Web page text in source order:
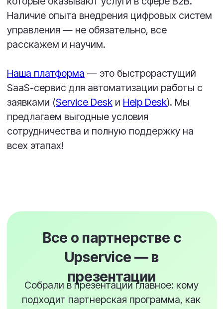
Собрали в презентации главное: кому
подходит партнерская программа, как
вы можете зарабатывать и что
Upservice — в
презентации
Выберите модель
партнерства
Реферальная программа